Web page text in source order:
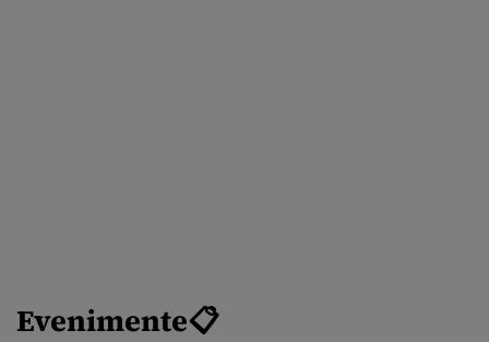
Evenimente📋